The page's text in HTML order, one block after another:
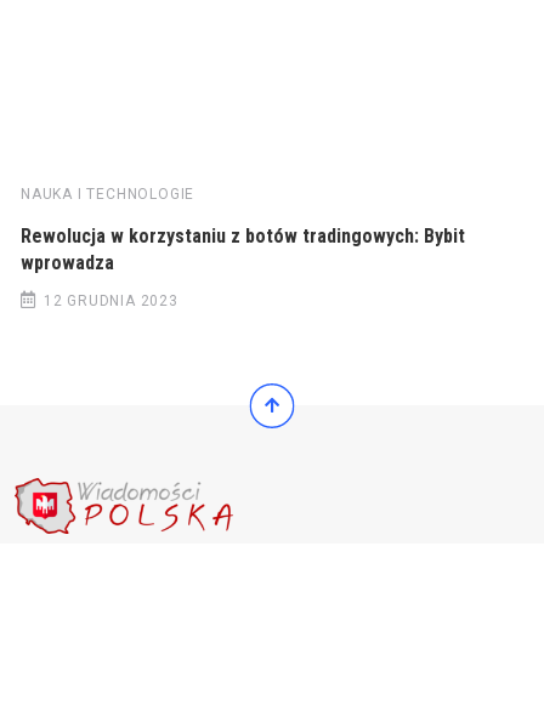
NAUKA I TECHNOLOGIE
Rewolucja w korzystaniu z botów tradingowych: Bybit
wprowadza
12 GRUDNIA 2023